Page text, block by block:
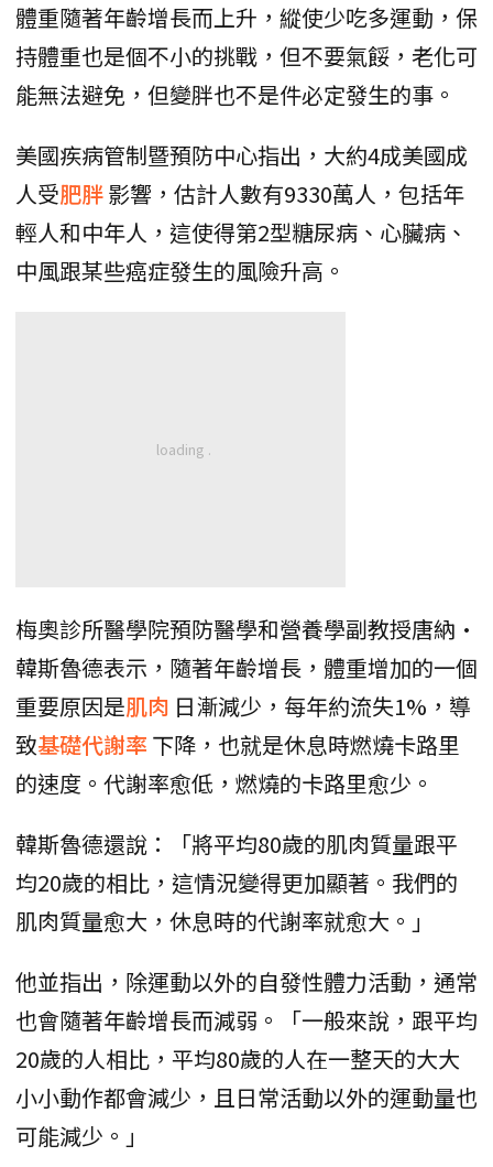
體重隨著年齡增長而上升，縱使少吃多運動，保
持體重也是個不小的挑戰，但不要氣餒，老化可
能無法避免，但變胖也不是件必定發生的事。
美國疾病管制暨預防中心指出，大約4成美國成
人受肥胖影響，估計人數有9330萬人，包括年
輕人和中年人，這使得第2型糖尿病、心臟病、
中風跟某些癌症發生的風險升高。
梅奧診所醫學院預防醫學和營養學副教授唐納·
韓斯魯德表示，隨著年齡增長，體重增加的一個
重要原因是肌肉 日漸減少，每年約流失1%，導
致基礎代謝率 下降，也就是休息時燃燒卡路里
的速度。代謝率愈低，燃燒的卡路里愈少。
韓斯魯德還說：「將平均80歲的肌肉質量跟平
均20歲的相比，這情況變得更加顯著。我們的
肌肉質量愈大，休息時的代謝率就愈大。」
他並指出，除運動以外的自發性體力活動，通常
也會隨著年齡增長而減弱。「一般來說，跟平均
20歲的人相比，平均80歲的人在一整天的大大
小小動作都會減少，且日常活動以外的運動量也
可能減少。」